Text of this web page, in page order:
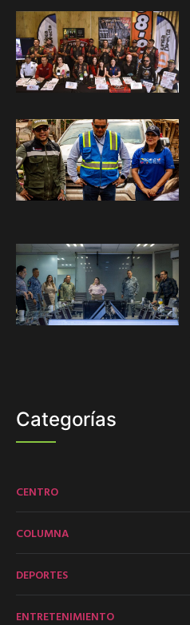
Categorías
CENTRO
COLUMNA
DEPORTES
ENTRETENIMIENTO